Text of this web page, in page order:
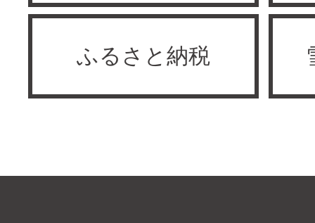
ふるさと納税